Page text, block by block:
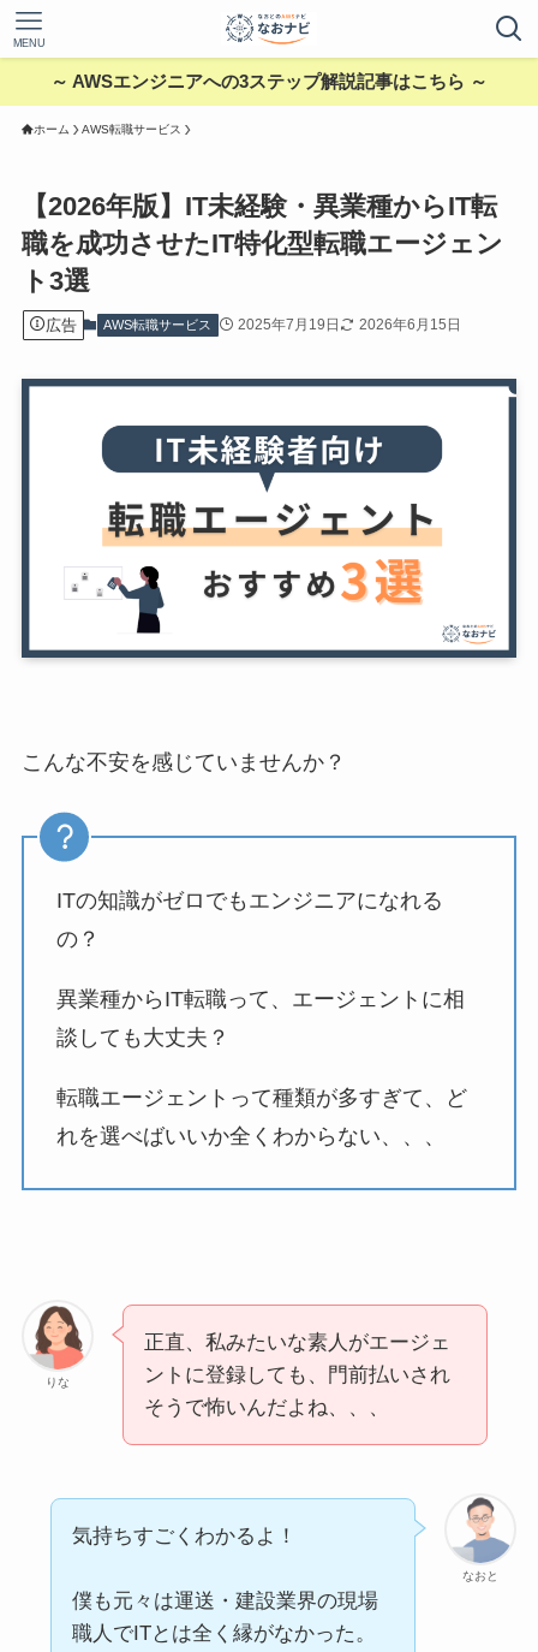
MENU
～ AWSエンジニアへの3ステップ解説記事はこちら ～
ホーム AWS転職サービス
【2026年版】IT未経験・異業種からIT転
職を成功させたIT特化型転職エージェン
ト3選
広告 AWS転職サービス 2025年7月19日 2026年6月15日
こんな不安を感じていませんか？
ITの知識がゼロでもエンジニアになれる
の？
異業種からIT転職って、エージェントに相
談しても大丈夫？
転職エージェントって種類が多すぎて、ど
れを選べばいいか全くわからない、、、
りな
正直、私みたいな素人がエージェ
ントに登録しても、門前払いされ
そうで怖いんだよね、、、
なおと
気持ちすごくわかるよ！
僕も元々は運送・建設業界の現場
職人でITとは全く縁がなかった。